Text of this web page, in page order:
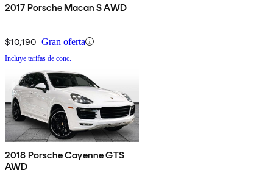
2017 Porsche Macan S AWD
$10,190 Gran oferta
Incluye tarifas de conc.
2018 Porsche Cayenne GTS
AWD